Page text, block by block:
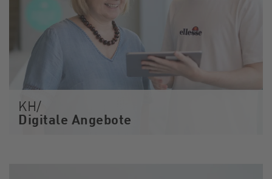
KH/
Digitale Angebote